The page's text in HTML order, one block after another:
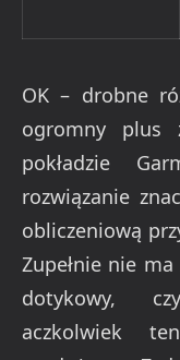
OK – drobne
ogromny plus
pokładzie
rozwiązanie
obliczeniową
Zupełnie nie
dotykowy,
aczkolwiek